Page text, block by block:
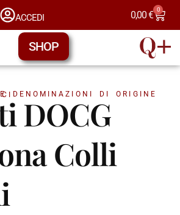
ACCEDI 0,00€ 0
SHOP
DOCG
Colli